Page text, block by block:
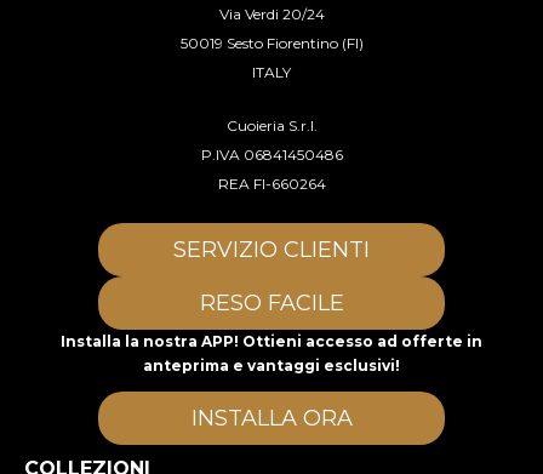
Via Verdi 20/24
50019 Sesto Fiorentino (FI)
ITALY
Cuoieria S.r.l.
P.IVA 06841450486
REA FI-660264
SERVIZIO CLIENTI
RESO FACILE
Installa la nostra APP! Ottieni accesso ad offerte in
anteprima e vantaggi esclusivi!
INSTALLA ORA
COLLEZIONI